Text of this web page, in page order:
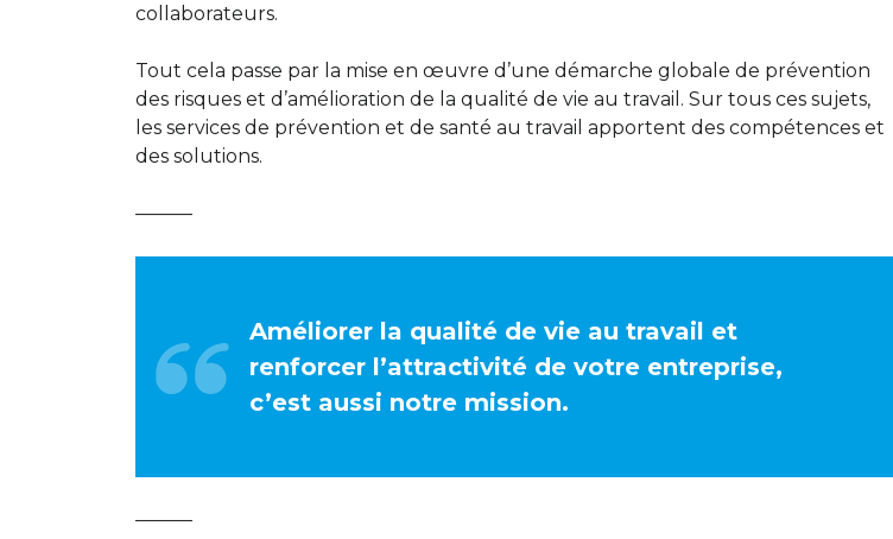
collaborateurs.
Tout cela passe par la mise en œuvre d’une démarche globale de prévention
des risques et d’amélioration de la qualité de vie au travail. Sur tous ces sujets,
les services de prévention et de santé au travail apportent des compétences et
des solutions.
———
Améliorer la qualité de vie au travail et
renforcer l’attractivité de votre entreprise,
c’est aussi notre mission.
———